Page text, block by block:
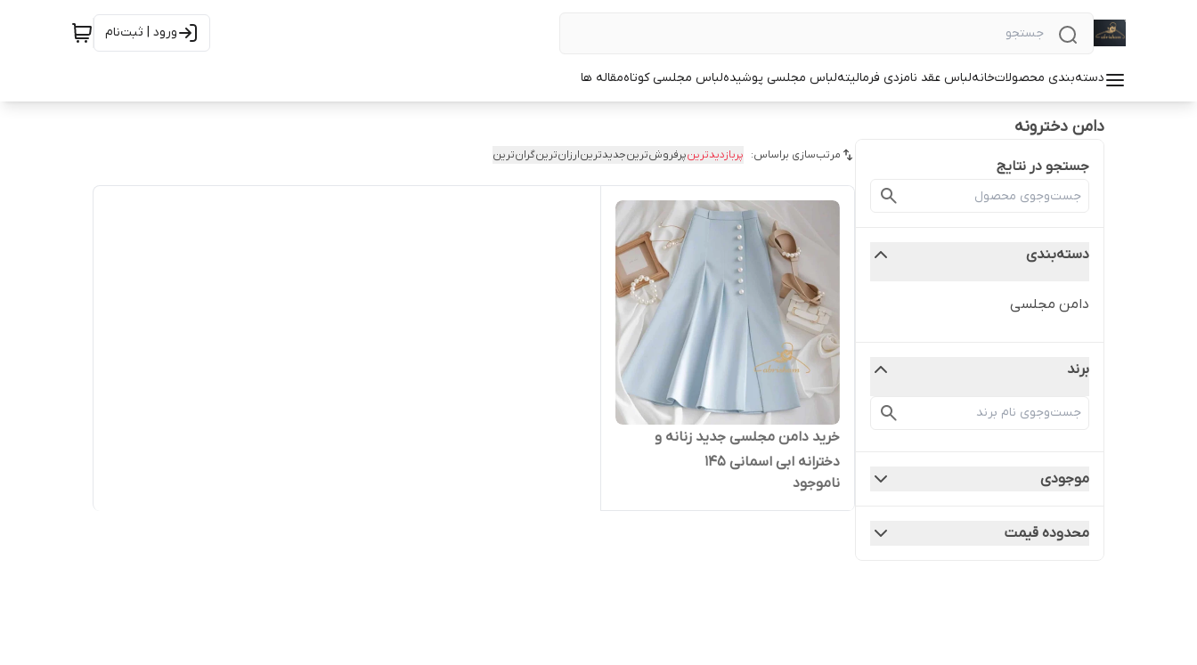
ورود | ثبت‌نام
دسته‌بندی محصولاتخانهلباس عقد نامزدی فرمالیتهلباس مجلسی پوشیدهلباس مجلسی کوتاهمقاله ها
دامن دخترونه
جستجو در نتایج
دسته‌بندی
دامن مجلسی
برند
موجودی
محدوده قیمت
مرتب‌سازی براساس: پربازدیدترینپرفروش‌ترینجدیدترینارزان‌ترینگران‌ترین
خرید دامن مجلسی جدید زنانه و
دخترانه ابی اسمانی ۱۴۵
ناموجود